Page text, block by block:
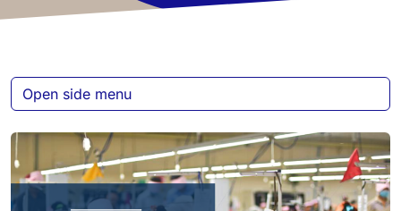
Open side menu